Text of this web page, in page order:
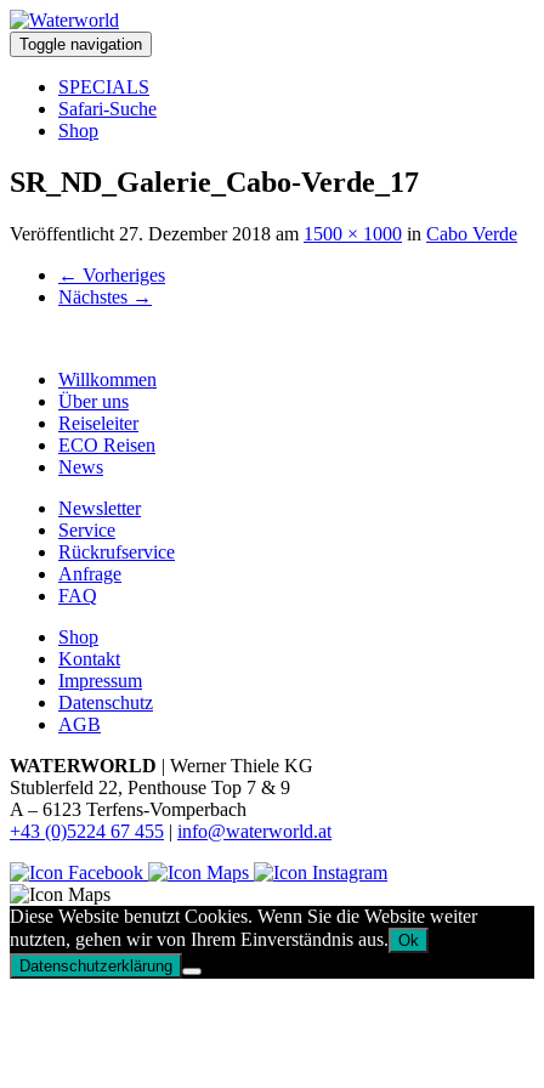
Toggle navigation
SPECIALS
Safari-Suche
Shop
SR_ND_Galerie_Cabo-Verde_17
Veröffentlicht 27. Dezember 2018 am 1500 × 1000 in Cabo Verde
← Vorheriges
Nächstes →
Willkommen
Über uns
Reiseleiter
ECO Reisen
News
Newsletter
Service
Rückrufservice
Anfrage
FAQ
Shop
Kontakt
Impressum
Datenschutz
AGB
WATERWORLD | Werner Thiele KG
Stublerfeld 22, Penthouse Top 7 & 9
A – 6123 Terfens-Vomperbach
+43 (0)5224 67 455 | info@waterworld.at
Diese Website benutzt Cookies. Wenn Sie die Website weiter
nutzten, gehen wir von Ihrem Einverständnis aus. Ok
Datenschutzerklärung